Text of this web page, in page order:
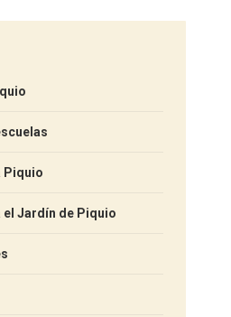
Piquio
el Jardín de Piquio